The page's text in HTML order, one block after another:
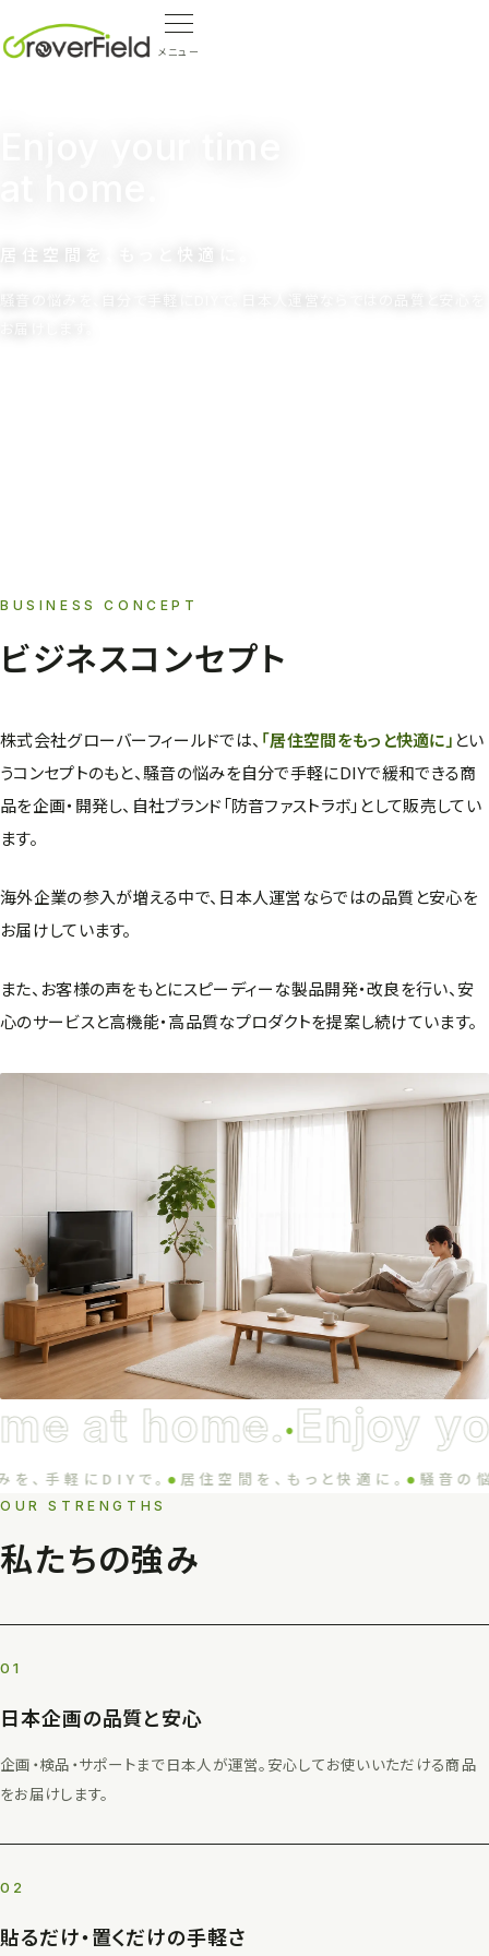
メニュー
居住空間を、もっと快適に。
騒音の悩みを、自分で手軽にDIYで。日本人運営ならではの品質と安心を
BUSINESS CONCEPT
ビジネスコンセプト
株式会社グローバーフィールドでは、 「居住空間をもっと快適に」 とい
うコンセプトのもと、騒音の悩みを自分で手軽にDIYで緩和できる商
品を企画・開発し、自社ブランド「防音ファストラボ」として販売してい
ます。
海外企業の参入が増える中で、日本人運営ならではの品質と安心を
お届けしています。
また、お客様の声をもとにスピーディーな製品開発・改良を行い、安
心のサービスと高機能・高品質なプロダクトを提案し続けています。
at home. ●Enjoy
を、手軽にDIYで。●居住空間を、もっと快適に。●騒音の
OUR STRENGTHS
私たちの強み
01
日本企画の品質と安心
企画・検品・サポートまで日本人が運営。安心してお使いいただける商品
をお届けします。
02
貼るだけ・置くだけの手軽さ